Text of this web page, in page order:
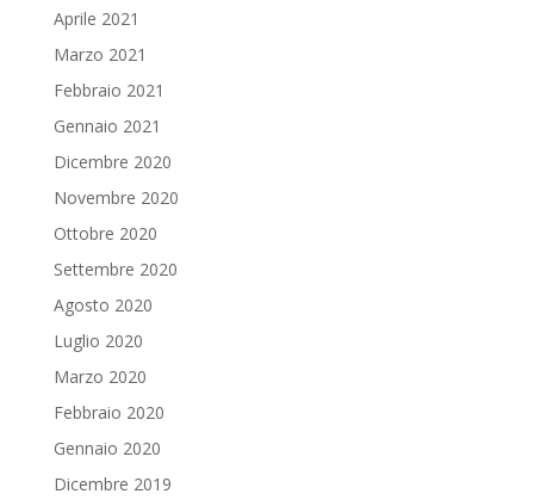
Aprile 2021
Marzo 2021
Febbraio 2021
Gennaio 2021
Dicembre 2020
Novembre 2020
Ottobre 2020
Settembre 2020
Agosto 2020
Luglio 2020
Marzo 2020
Febbraio 2020
Gennaio 2020
Dicembre 2019